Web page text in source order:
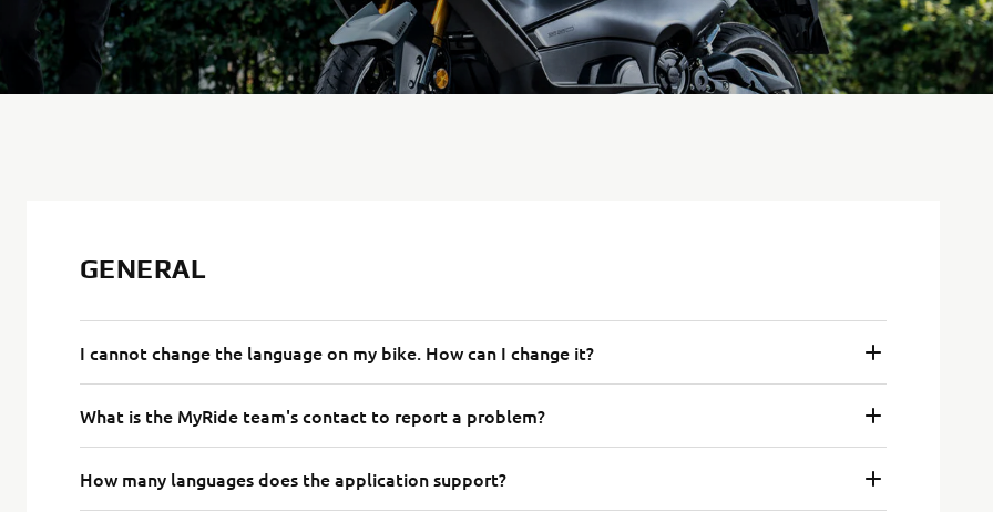
GENERAL
I cannot change the language on my bike. How can I change it?
What is the MyRide team's contact to report a problem?
How many languages does the application support?